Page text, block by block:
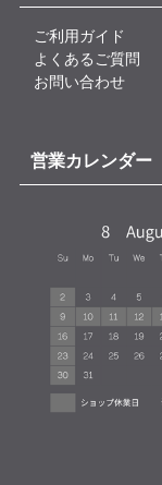
ご利用ガイド
よくあるご質問
お問い合わせ
営業カレンダー